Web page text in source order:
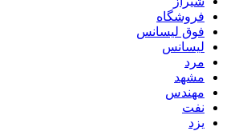
فروشگاه
فوق لیسانس
لیسانس
مرد
مشهد
مهندس
نفت
یزد